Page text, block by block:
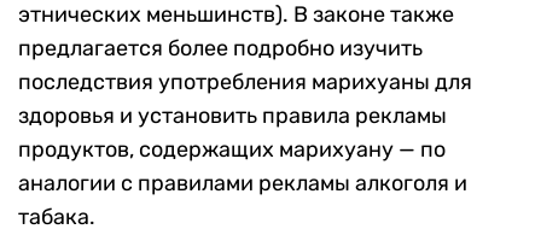
этнических меньшинств). В законе также
предлагается более подробно изучить
последствия употребления марихуаны для
здоровья и установить правила рекламы
продуктов, содержащих марихуану — по
аналогии с правилами рекламы алкоголя и
табака.